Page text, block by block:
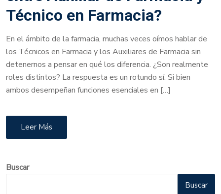
Técnico en Farmacia?
En el ámbito de la farmacia, muchas veces oímos hablar de
los Técnicos en Farmacia y los Auxiliares de Farmacia sin
detenernos a pensar en qué los diferencia. ¿Son realmente
roles distintos? La respuesta es un rotundo sí. Si bien
ambos desempeñan funciones esenciales en […]
Leer Más
Buscar
Buscar